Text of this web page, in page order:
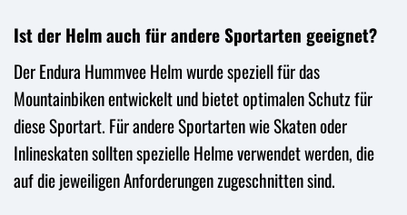
Ist der Helm auch für andere Sportarten geeignet?
Der Endura Hummvee Helm wurde speziell für das
Mountainbiken entwickelt und bietet optimalen Schutz für
diese Sportart. Für andere Sportarten wie Skaten oder
Inlineskaten sollten spezielle Helme verwendet werden, die
auf die jeweiligen Anforderungen zugeschnitten sind.